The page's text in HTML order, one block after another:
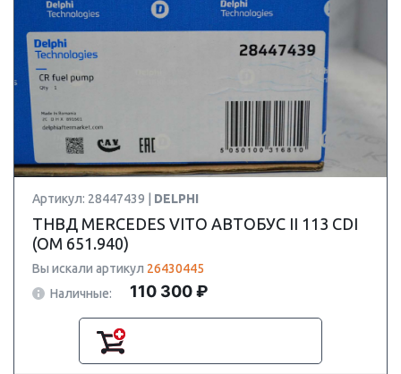
Артикул: 28447439 | DELPHI
ТНВД MERCEDES VITO АВТОБУС II 113 CDI
(OM 651.940)
Вы искали артикул 26430445
Наличные:
110 300 ₽